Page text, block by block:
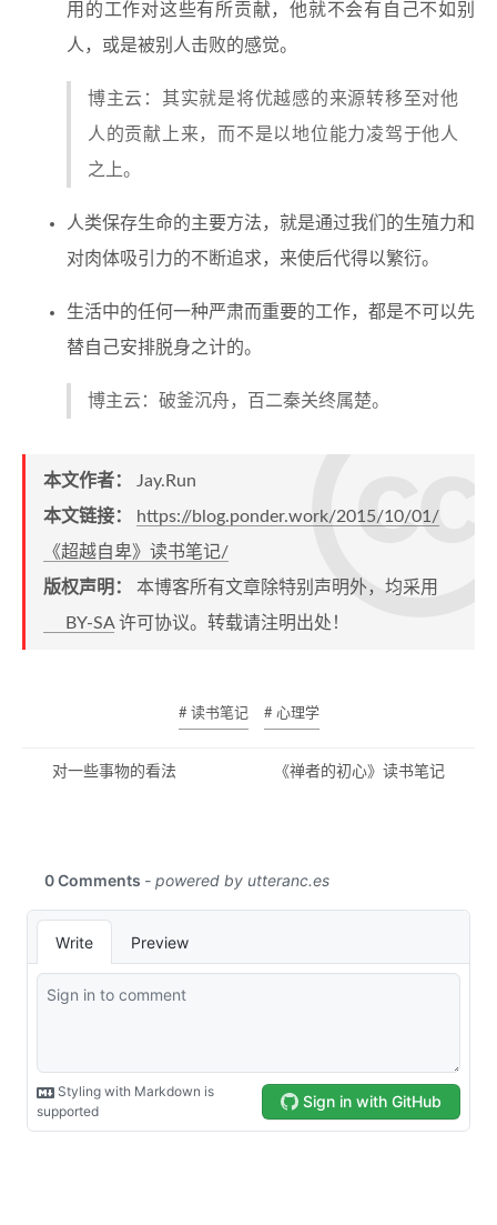
用的工作对这些有所贡献，他就不会有自己不如别
人，或是被别人击败的感觉。
博主云：其实就是将优越感的来源转移至对他
人的贡献上来，而不是以地位能力凌驾于他人
之上。
人类保存生命的主要方法，就是通过我们的生殖力和
对肉体吸引力的不断追求，来使后代得以繁衍。
生活中的任何一种严肃而重要的工作，都是不可以先
替自己安排脱身之计的。
博主云：破釜沉舟，百二秦关终属楚。
本文作者：
Jay.Run
本文链接：
https://blog.ponder.work/2015/10/01/
《超越自卑》读书笔记/
版权声明： 本博客所有文章除特别声明外，均采用
BY-SA许可协议。转载请注明出处！
# 读书笔记 # 心理学
对一些事物的看法 《禅者的初心》读书笔记